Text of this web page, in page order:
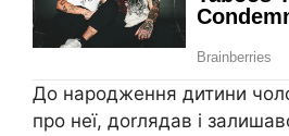
До народження дитини
про неї, доrлядав і